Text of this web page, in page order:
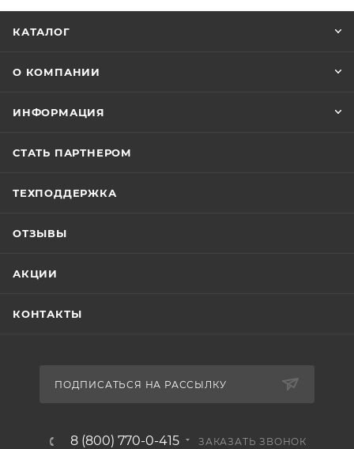
КАТАЛОГ
О КОМПАНИИ
ИНФОРМАЦИЯ
СТАТЬ ПАРТНЕРОМ
ТЕХПОДДЕРЖКА
ОТЗЫВЫ
АКЦИИ
КОНТАКТЫ
ПОДПИСАТЬСЯ НА РАССЫЛКУ
8 (800) 770-0-415 ЗАКАЗАТЬ ЗВОНОК